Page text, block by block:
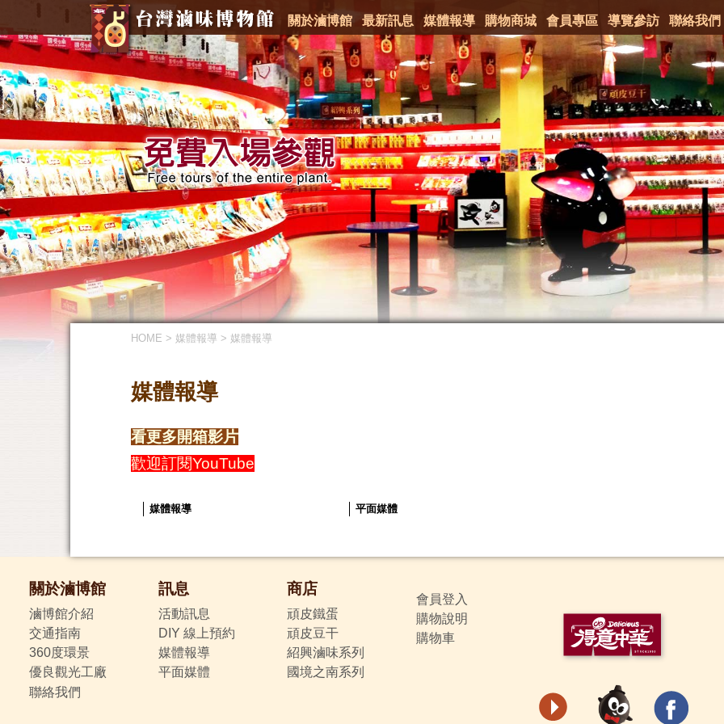
關於滷博館 最新訊息 媒體報導 購物商城 會員專區 導覽參訪 聯絡我們
HOME > 媒體報導 > 媒體報導
媒體報導
看更多開箱影片
歡迎訂閱YouTube
媒體報導 平面媒體
關於滷博館
滷博館介紹
交通指南
360度環景
優良觀光工廠
聯絡我們
訊息
活動訊息
DIY 線上預約
媒體報導
平面媒體
商店
頑皮鐵蛋
頑皮豆干
紹興滷味系列
國境之南系列
會員登入
購物說明
購物車